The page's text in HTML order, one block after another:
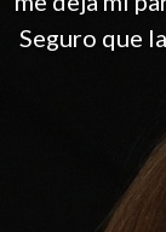
Seguro que